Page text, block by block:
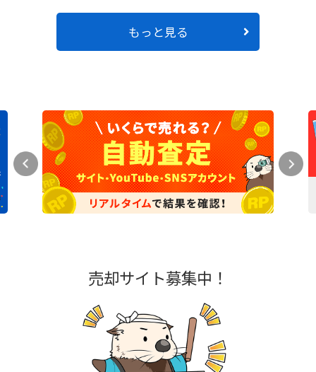
もっと見る
売却サイト募集中！